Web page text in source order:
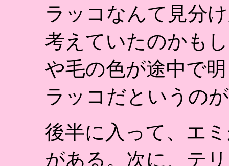
ラッコなんて見分
考えていたのかも
や毛の色が途中で
ラッコだというの
後半に入って、エ
がある。次に、テ